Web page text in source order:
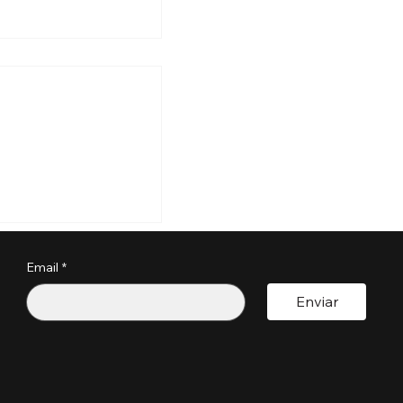
para visas
Email *
Enviar